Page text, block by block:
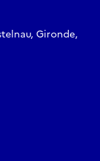
Gironde,